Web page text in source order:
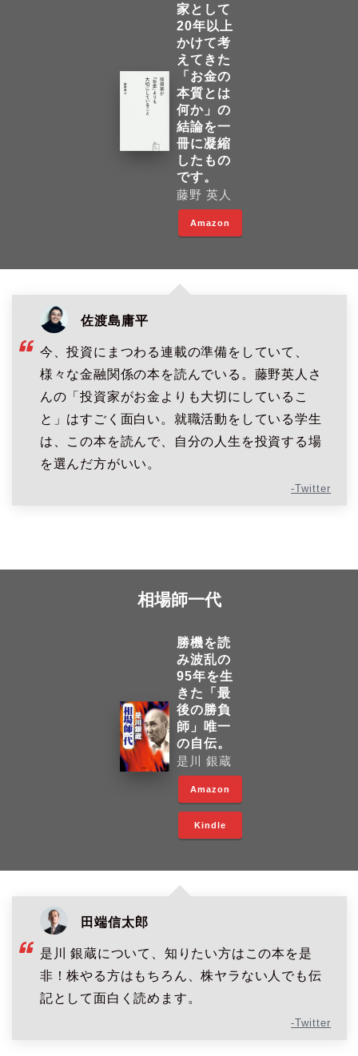
家として
20年以上
かけて考
えてきた
「お金の
本質とは
何か」の
結論を一
冊に凝縮
したもの
です。
藤野 英人
Amazon
佐渡島庸平
今、投資にまつわる連載の準備をしていて、
様々な金融関係の本を読んでいる。藤野英人さ
んの「投資家がお金よりも大切にしているこ
と」はすごく面白い。就職活動をしている学生
は、この本を読んで、自分の人生を投資する場
を選んだ方がいい。
-Twitter
相場師一代
勝機を読
み波乱の
95年を生
きた「最
後の勝負
師」唯一
の自伝。
是川 銀蔵
Amazon
Kindle
田端信太郎
是川 銀蔵について、知りたい方はこの本を是
非！株やる方はもちろん、株ヤラない人でも伝
記として面白く読めます。
-Twitter